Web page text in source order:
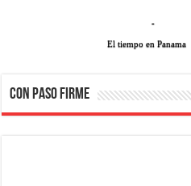
-
El tiempo en Panama
CON PASO FIRME